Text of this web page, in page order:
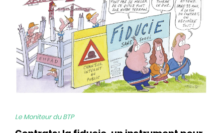
Le Moniteur du BTP